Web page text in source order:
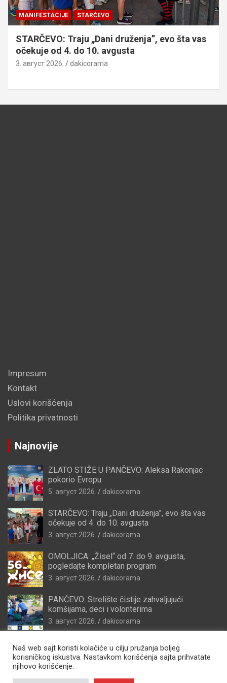
MANIFESTACIJE STARČEVO
STARČEVO: Traju „Dani druženja”, evo šta vas
očekuje od 4. do 10. avgusta
3. август 2026. dakicorama
Impresum
Kontakt
Uslovi korišćenja
Politika privatnosti
Najnovije
ZLATO STIŽE U PANČEVO: Aleksa Rakonjac
pokorio Evropu
5. август 2026. dakicorama
STARČEVO: Traju „Dani druženja”, evo šta vas
očekuje od 4. do 10. avgusta
3. август 2026. dakicorama
OMOLJICA: „Žisel“ od 7. do 9. avgusta,
pogledajte kompletan program
3. август 2026. dakicorama
PANČEVO: Strelište čistije zahvaljujući
komšijama, deci i volonterima
3. август 2026. dakicorama
Naš web sajt koristi kolačiće u cilju pružanja boljeg
korisničkog iskustva. Nastavkom korišćenja sajta prihvatate
njihovo korišćenje.